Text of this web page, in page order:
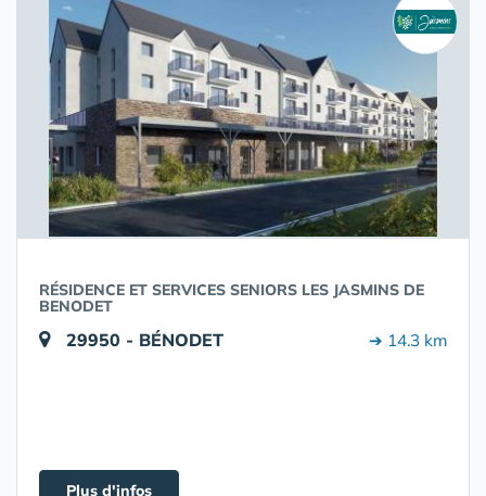
RÉSIDENCE ET SERVICES SENIORS LES JASMINS DE
BENODET
29950 - BÉNODET ➔ 14.3 km
Plus d'infos